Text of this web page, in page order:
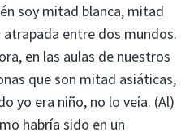
soy mitad blanca, mitad
entre dos mundos.
en las aulas de nuestros
que son mitad asiáticas,
yo era niño, no lo veía. (Al)
habría sido en un